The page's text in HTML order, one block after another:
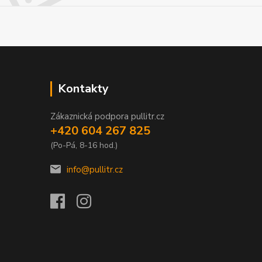
Kontakty
Zákaznická podpora pullitr.cz
+420 604 267 825
(Po-Pá, 8-16 hod.)
info@pullitr.cz